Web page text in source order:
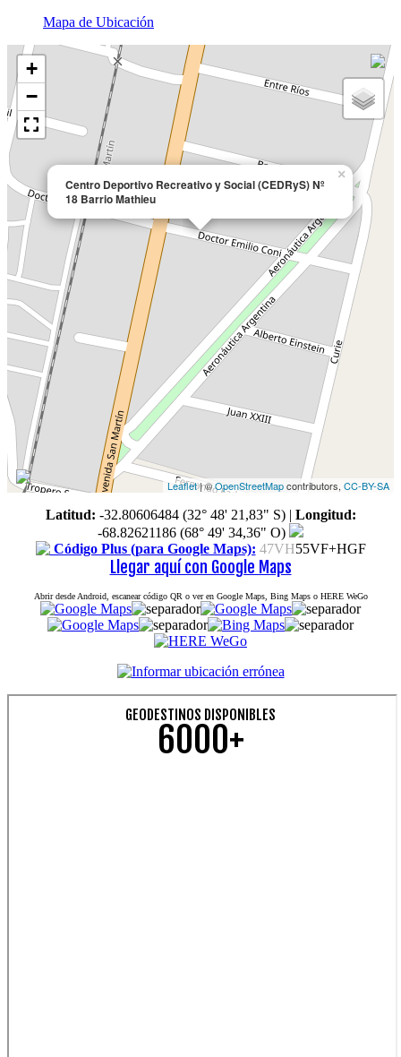
Mapa de Ubicación
Centro Deportivo Recreativo y Social (CEDRyS) Nº
18 Barrio Mathieu
×
+
−
Leaflet| ©OpenStreetMapcontributors, CC-BY-SA
Latitud: -32.80606484 (32° 48' 21,83" S)| Longitud:
-68.82621186 (68° 49' 34,36" O)
Código Plus (para Google Maps): 47VH55VF+HGF
Llegar aquí con Google Maps
Abrir desde Android, escanear código QR o ver en Google Maps, Bing Maps o HERE WeGo
GEODESTINOS DISPONIBLES
6000+